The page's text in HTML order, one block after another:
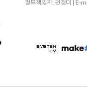
정보책임자: 권정미 | E-